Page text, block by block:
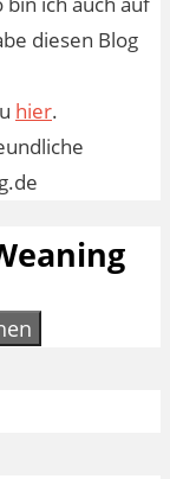
diesen Blog
hier.